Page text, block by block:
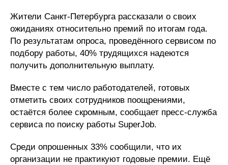
Жители Санкт-Петербурга рассказали о своих
ожиданиях относительно премий по итогам года.
По результатам опроса, проведённого сервисом по
подбору работы, 40% трудящихся надеются
получить дополнительную выплату.
Вместе с тем число работодателей, готовых
отметить своих сотрудников поощрениями,
остаётся более скромным, сообщает пресс-служба
сервиса по поиску работы SuperJob.
Среди опрошенных 33% сообщили, что их
организации не практикуют годовые премии. Ещё